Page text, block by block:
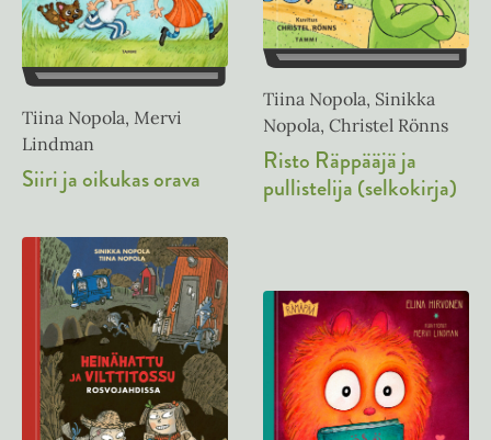
Tiina Nopola, Mervi
Lindman
Siiri ja oikukas orava
Tiina Nopola, Sinikka
Nopola, Christel Rönns
Risto Räppääjä ja
pullistelija (selkokirja)